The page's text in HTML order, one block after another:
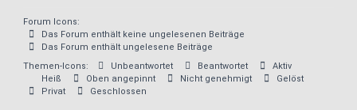
Forum Icons:
Das Forum enthält keine ungelesenen Beiträge
Das Forum enthält ungelesene Beiträge
Themen-Icons:
Unbeantwortet Beantwortet
Aktiv
Heiß
Oben angepinnt Nicht genehmigt
Gelöst
Privat
Geschlossen